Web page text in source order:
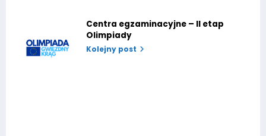
Centra egzaminacyjne – II etap
Olimpiady
Kolejny post